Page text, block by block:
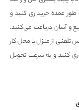
عمده خریداری کنید و
و آسان دریافت می‌کنید.
تلفنی از منزل یا محل کار
کنید و به سرعت تحویل